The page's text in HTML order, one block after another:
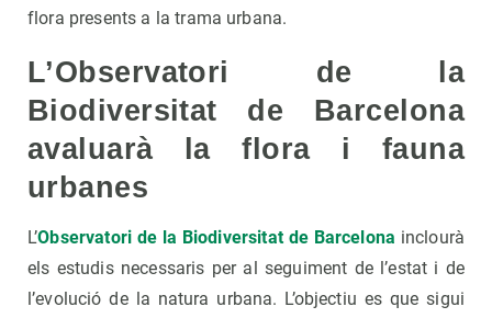
flora presents a la trama urbana.
L’Observatori de la
Biodiversitat de Barcelona
avaluarà la flora i fauna
urbanes
L’Observatori de la Biodiversitat de Barcelona inclourà
els estudis necessaris per al seguiment de l’estat i de
l’evolució de la natura urbana. L’objectiu es que sigui